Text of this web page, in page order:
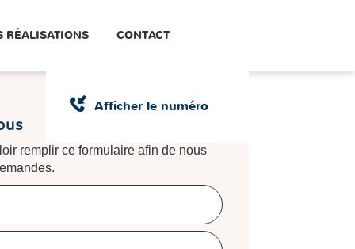
RÉALISATIONS CONTACT
Afficher le numéro
remplir ce formulaire afin de nous